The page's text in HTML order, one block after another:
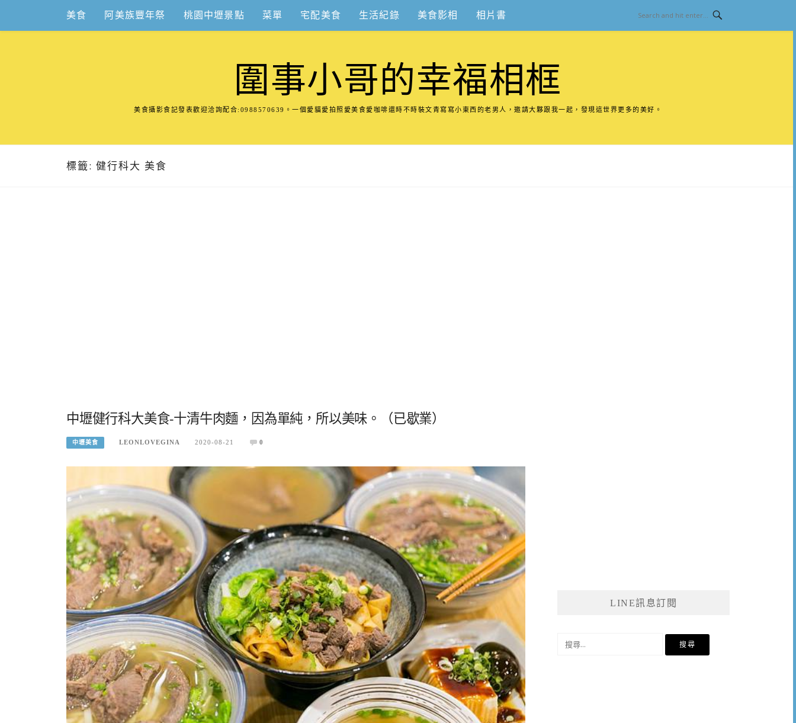
content
美食 阿美族豐年祭 桃園中壢景點 菜單 宅配美食 生活紀錄 美食影相 相片書
圍事小哥的幸福相框
美食攝影食記發表歡迎洽詢配合:0988570639。一個愛貓愛拍照愛美食愛咖啡還時不時裝文青寫寫小東西的老男人，邀請大夥跟我一起，發現這世界更多的美好。
標籤: 健行科大 美食
中壢健行科大美食-十清牛肉麵，因為單純，所以美味。（已歇業）
中壢美食 LEONLOVEGINA 2020-08-21 0
LINE訊息訂閱